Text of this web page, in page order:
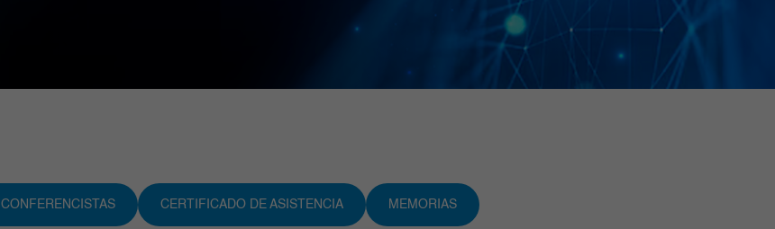
CONFERENCISTAS CERTIFICADO DE ASISTENCIA MEMORIAS